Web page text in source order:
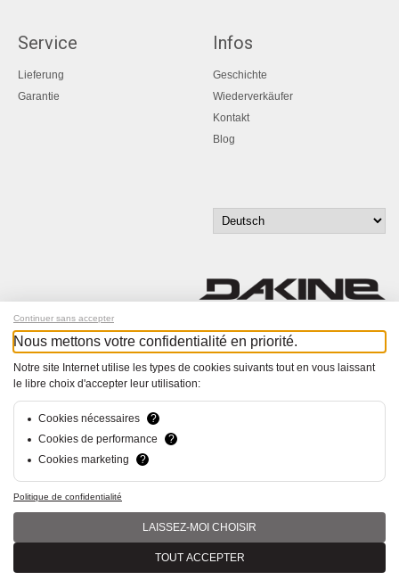
Service
Lieferung
Garantie
Infos
Geschichte
Wiederverkäufer
Kontakt
Blog
Melde dich für unseren Newsletter an!
Alle Rechte vorbehalten
hsolutions.ch
Continuer sans accepter
Nous mettons votre confidentialité en priorité.
Notre site Internet utilise les types de cookies suivants tout en vous laissant
le libre choix d'accepter leur utilisation:
Cookies nécessaires
?
Cookies de performance
?
Cookies marketing
?
Politique de confidentialité
LAISSEZ-MOI CHOISIR
TOUT ACCEPTER